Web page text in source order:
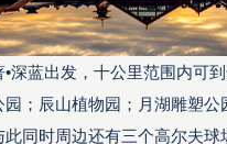
•深蓝出发，十公里范围内可
园；辰山植物园；月湖雕塑公
此同时周边还有三个高尔夫球